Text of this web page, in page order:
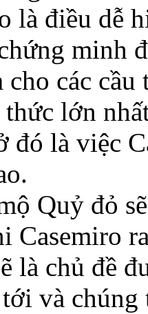
là điều dễ
minh
các
lớn
đó là việc
Quỷ đỏ
Casemiro
là chủ đề
và chúng